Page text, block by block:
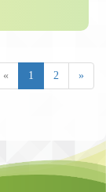
« 1 2 »